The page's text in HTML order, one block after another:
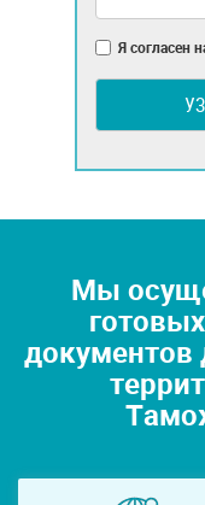
Я согласен
Мы
документов